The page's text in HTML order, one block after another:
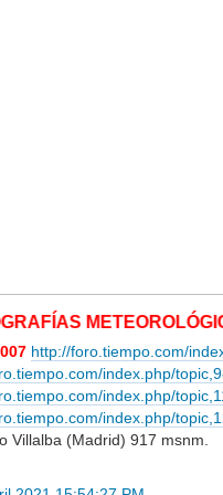
METEOROLÓGICAS
http://foro.tiempo.com/
index.php/
index.php/
index.php/
Villalba (Madrid) 917 msnm.